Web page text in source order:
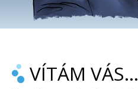
VÍTÁM VÁS…